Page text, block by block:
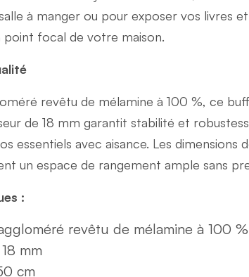
à manger ou pour exposer vos livres
focal de votre maison.
revêtu de mélamine à 100 %, ce
de 18 mm garantit stabilité et
essentiels avec aisance. Les
un espace de rangement ample sans
:
revêtu de mélamine à 100 %
mm
cm